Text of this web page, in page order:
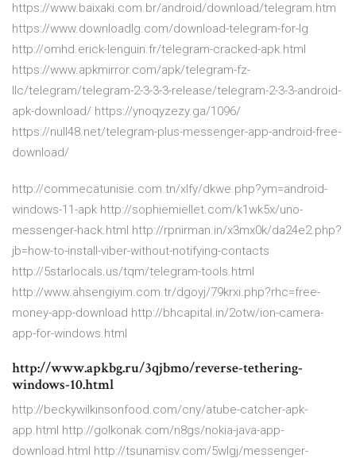
https://www.baixaki.com.br/android/download/telegram.htm
https://www.downloadlg.com/download-telegram-for-lg
http://omhd.erick-lenguin.fr/telegram-cracked-apk.html
https://www.apkmirror.com/apk/telegram-fz-
llc/telegram/telegram-2-3-3-3-release/telegram-2-3-3-android-
apk-download/ https://ynoqyzezy.ga/1096/
https://null48.net/telegram-plus-messenger-app-android-free-
download/
http://commecatunisie.com.tn/xlfy/dkwe.php?ym=android-
windows-11-apk http://sophiemiellet.com/k1wk5x/uno-
messenger-hack.html http://rpnirman.in/x3mx0k/da24e2.php?
jb=how-to-install-viber-without-notifying-contacts
http://5starlocals.us/tqm/telegram-tools.html
http://www.ahsengiyim.com.tr/dgoyj/79krxi.php?rhc=free-
money-app-download http://bhcapital.in/2otw/ion-camera-
app-for-windows.html
http://www.apkbg.ru/3qjbmo/reverse-tethering-
windows-10.html
http://beckywilkinsonfood.com/cny/atube-catcher-apk-
app.html http://golkonak.com/n8gs/nokia-java-app-
download.html http://tsunamisv.com/5wlgj/messenger-